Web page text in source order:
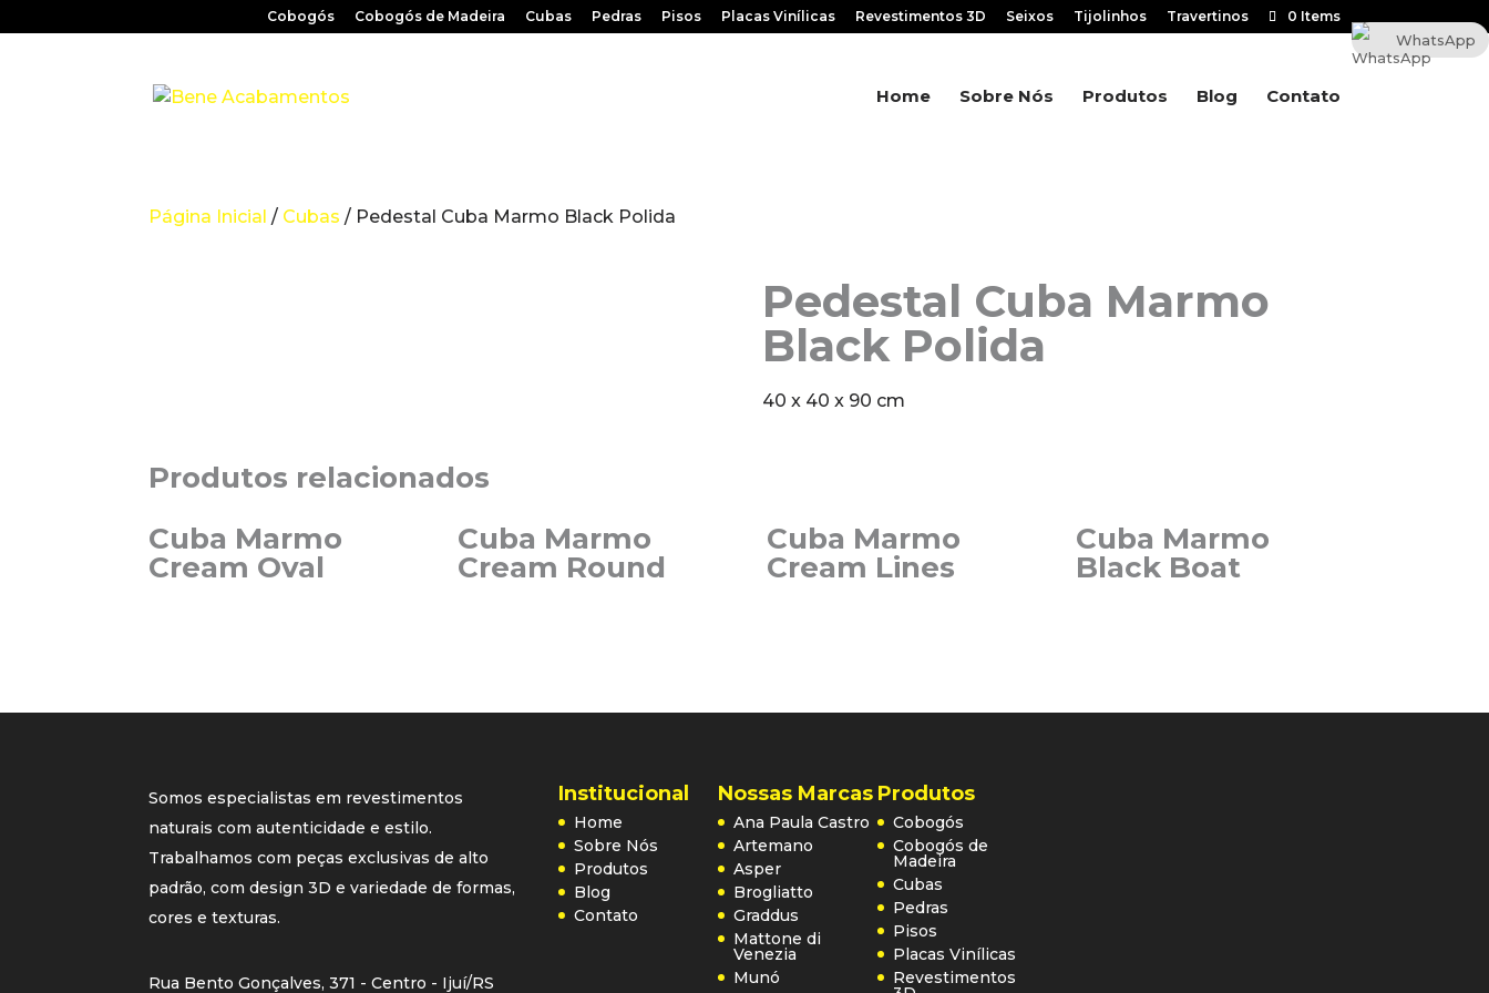
Cobogós Cobogós de Madeira Cubas Pedras Pisos Placas Vinílicas Revestimentos 3D Seixos Tijolinhos Travertinos 0 Items
Home Sobre Nós Produtos Blog Contato
Página Inicial / Cubas / Pedestal Cuba Marmo Black Polida
Pedestal Cuba Marmo
Black Polida
40 x 40 x 90 cm
Produtos relacionados
Cuba Marmo
Cream Oval
Cuba Marmo
Cream Round
Cuba Marmo
Cream Lines
Cuba Marmo
Black Boat
Somos especialistas em revestimentos
naturais com autenticidade e estilo.
Trabalhamos com peças exclusivas de alto
padrão, com design 3D e variedade de formas,
cores e texturas.
Rua Bento Gonçalves, 371 - Centro - Ijuí/RS
Institucional
Home
Sobre Nós
Produtos
Blog
Contato
Nossas Marcas
Ana Paula Castro
Artemano
Asper
Brogliatto
Graddus
Mattone di
Venezia
Munó
Produtos
Cobogós
Cobogós de
Madeira
Cubas
Pedras
Pisos
Placas Vinílicas
Revestimentos
WhatsApp